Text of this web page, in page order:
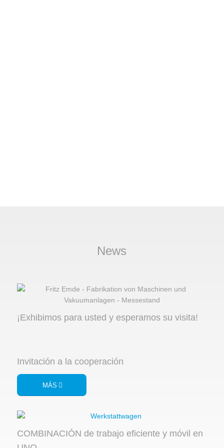
News
¡Exhibimos para usted y esperamos su visita!
Invitación a la cooperación
MÁS
COMBINACIÓN de trabajo eficiente y móvil en